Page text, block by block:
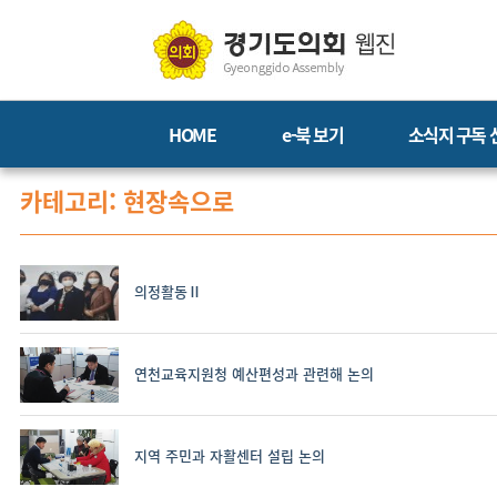
HOME e-북 보기 소식지 구독
카테고리: 현장속으로
의정활동Ⅱ
연천교육지원청 예산편성과 관련해 논의
지역 주민과 자활센터 설립 논의